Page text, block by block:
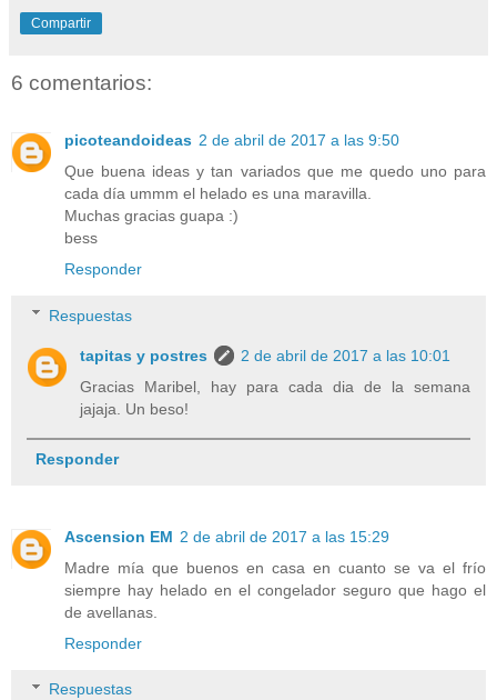
Compartir
6 comentarios:
picoteandoideas 2 de abril de 2017 a las 9:50
Que buena ideas y tan variados que me quedo uno para
cada día ummm el helado es una maravilla.
Muchas gracias guapa :)
bess
Responder
Respuestas
tapitas y postres
2 de abril de 2017 a las 10:01
Gracias Maribel, hay para cada dia de la semana
jajaja. Un beso!
Responder
Ascension EM 2 de abril de 2017 a las 15:29
Madre mía que buenos en casa en cuanto se va el frío
siempre hay helado en el congelador seguro que hago el
de avellanas.
Responder
Respuestas